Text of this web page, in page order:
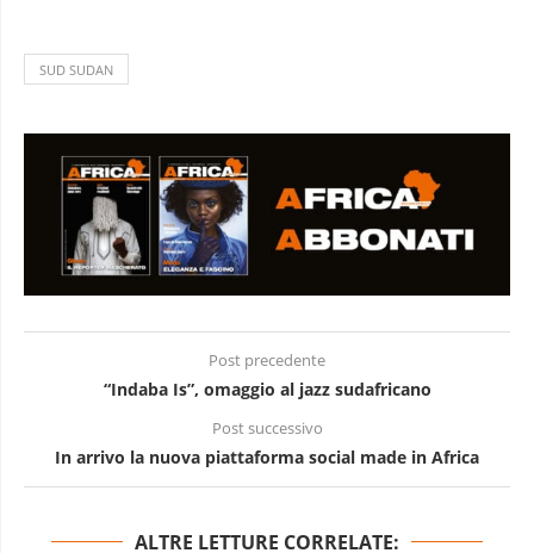
SUD SUDAN
Post precedente
“Indaba Is”, omaggio al jazz sudafricano
Post successivo
In arrivo la nuova piattaforma social made in Africa
ALTRE LETTURE CORRELATE: